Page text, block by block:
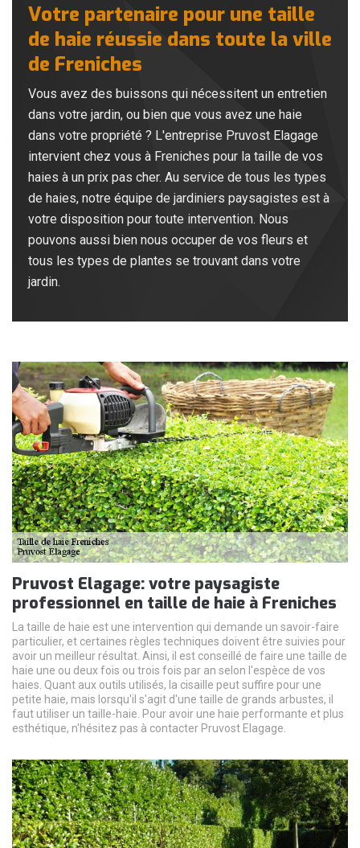
Votre partenaire pour une taille
de haie réussie dans toute la ville
de Freniches
Vous avez des buissons qui nécessitent un entretien
dans votre jardin, ou bien que vous avez une haie
dans votre propriété ? L'entreprise Pruvost Elagage
intervient chez vous à Freniches pour la taille de vos
haies à un prix pas cher. Au service de tous les types
de haies, notre équipe de jardiniers paysagistes est à
votre disposition pour toute intervention. Nous
pouvons aussi bien nous occuper de vos fleurs et
tous les types de plantes se trouvant dans votre
jardin.
Pruvost Elagage: votre paysagiste
professionnel en taille de haie à Freniches
La taille de haie est une intervention qui demande un savoir-faire
particulier, et certaines règles techniques doivent être suivies pour
avoir un meilleur résultat. Ainsi, il est conseillé de faire une taille de
haie une ou deux fois ou trois fois par an selon l'espèce de vos
haies. Quant aux outils utilisés, la cisaille peut suffire pour une
petite haie, mais lorsqu'il s'agit d'une taille de grands arbustes, il
faut utiliser un taille-haie. Pour avoir une haie performante et plus
esthétique, n'hésitez pas à contacter Pruvost Elagage.